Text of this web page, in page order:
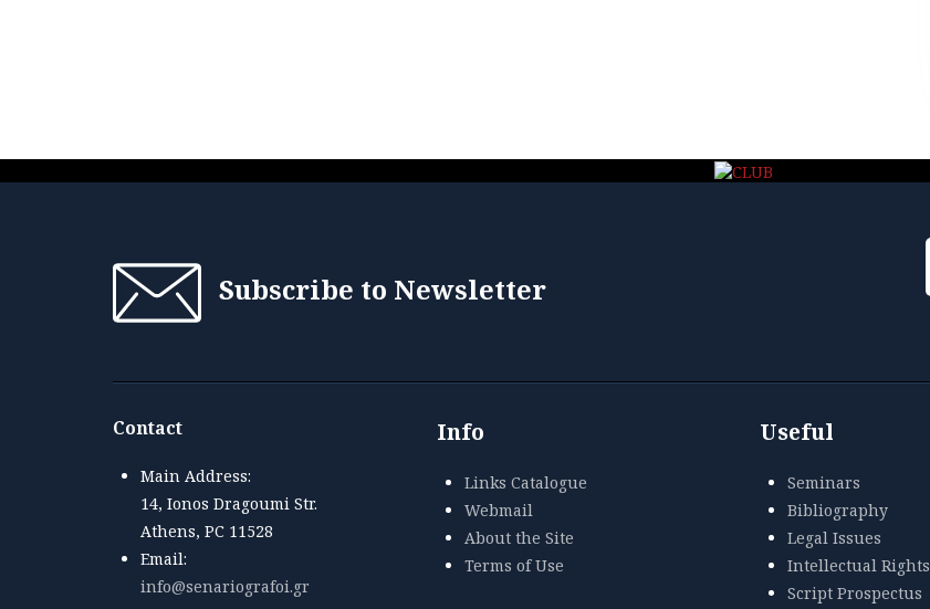
Subscribe to Newsletter
Contact
Main Address:
14, Ionos Dragoumi Str.
Athens, PC 11528
Email:
info@senariografoi.gr
Info
Links Catalogue
Webmail
About the Site
Terms of Use
Useful
Seminars
Bibliography
Legal Issues
Intellectual Rights
Script Prospectus